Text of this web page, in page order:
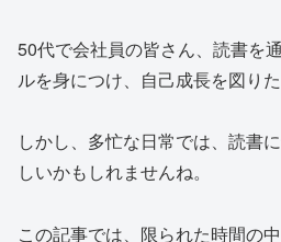
50代で会社員の皆さん、読書を
ルを身につけ、自己成長を図り
しかし、多忙な日常では、読書
しいかもしれませんね。
この記事では、限られた時間の